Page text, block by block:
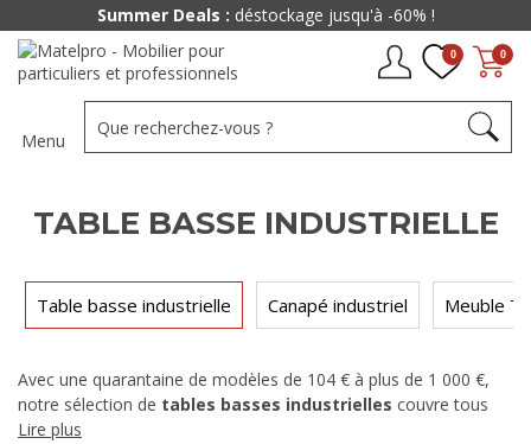
0
0
Menu
TABLE BASSE INDUSTRIELLE
Table basse industrielle Canapé industriel Meuble
Avec une quarantaine de modèles de 104 € à plus de 1 000 €,
notre sélection de tables basses industrielles couvre tous
les formats — rectangulaire, ronde, carrée — et tous les duos
Lire plus
Summer Deals : déstockage jusqu'à -60% !